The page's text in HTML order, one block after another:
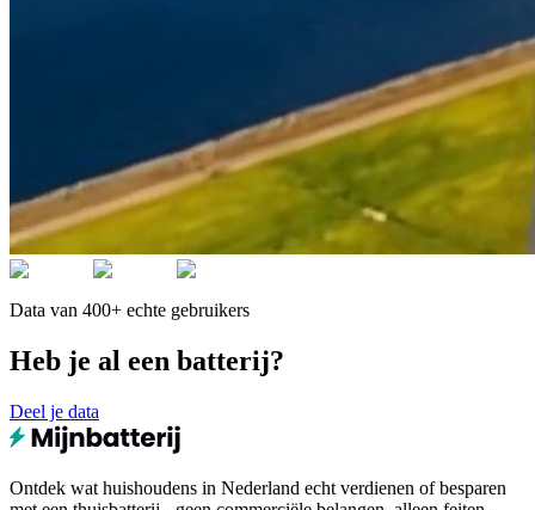
Data van 400+ echte gebruikers
Heb je al een batterij?
Deel je data
Ontdek wat huishoudens in Nederland echt verdienen of besparen